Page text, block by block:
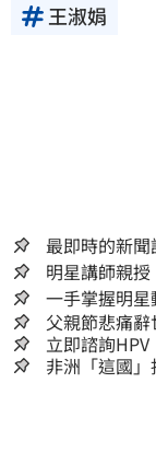
王淑娟
最即時的新
明星講師親
父親節悲痛
壽71歲
立即諮詢
嫌晚！
非洲「這國